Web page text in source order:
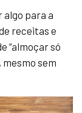
algo para a
receitas e
“almoçar só
sem